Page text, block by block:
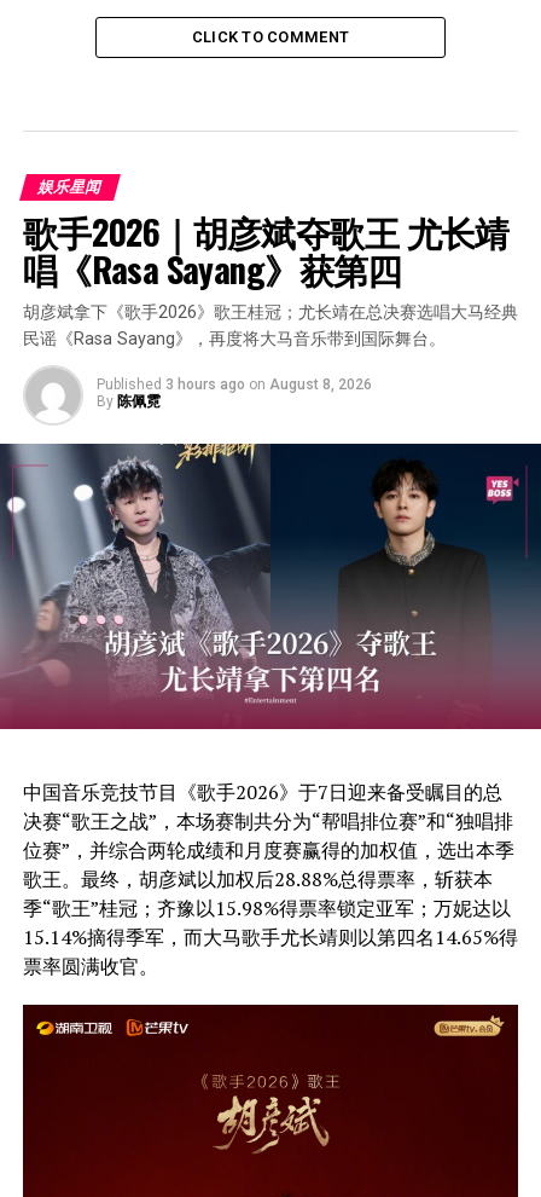
CLICK TO COMMENT
娱乐星闻
歌手2026｜胡彦斌夺歌王 尤长靖
唱《Rasa Sayang》获第四
胡彦斌拿下《歌手2026》歌王桂冠；尤长靖在总决赛选唱大马经典
民谣《Rasa Sayang》，再度将大马音乐带到国际舞台。
Published 3 hours ago on August 8, 2026
By 陈佩霓
中国音乐竞技节目《歌手2026》于7日迎来备受瞩目的总
决赛“歌王之战”，本场赛制共分为“帮唱排位赛”和“独唱排
位赛”，并综合两轮成绩和月度赛赢得的加权值，选出本季
歌王。最终，胡彦斌以加权后28.88%总得票率，斩获本
季“歌王”桂冠；齐豫以15.98%得票率锁定亚军；万妮达以
15.14%摘得季军，而大马歌手尤长靖则以第四名14.65%得
票率圆满收官。